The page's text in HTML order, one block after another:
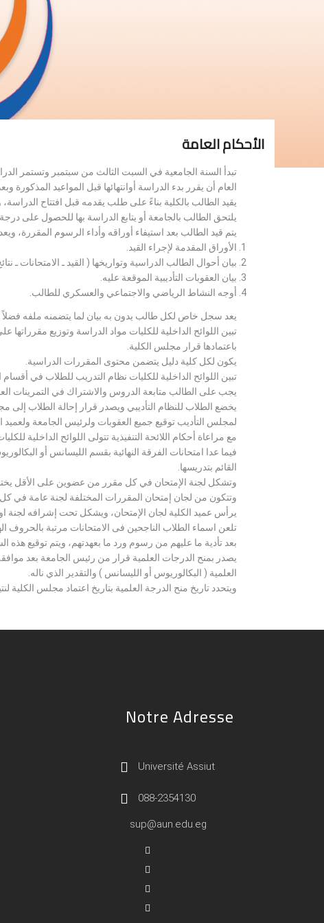
الأحكام العامة
تبدأ السنة الجامعية في السبت الثالث من سبتمبر وتستمر
العام أن يقرر بدء الدراسة أوانتهائها قبل المواعيد المذكورة
يقيد الطالب بالكلية بناءً على طلب يقدمه قبل افتتاح
يلتحق الطالب بالجامعة أو يتابع الدراسة بها للحصول على
يتم قيد الطالب بعد استيفاء أوراقه وأداء الرسوم
الأوراق المقدمة لإجراء القيد.
بيان أحوال الطالب الدراسية وتواريخها ( القيد ـ الامتحانات ـ
بيان العقوبات التأديبية الموقعة عليه.
أوجه النشاط الرياضي والاجتماعي والعسكري للطالب.
يعد سجل خاص لكل طالب يدون به بيان لما يتضمنه ملفه
تبين اللوائح الداخلية للكليات مواد الدراسة وتوزيع
باعتمادها قرار مجلس الكلية.
يكون لكل كلية دليل يتضمن محتوى المقررات الدراسية.
تبين اللوائح الداخلية للكليات نظام التدريب للطلاب في
يجب على الطالب متابعة الدروس والاشتراك في التمرينات
يخضع الطلاب للنظام التأديبي ويصدر قرار إحالة الطلاب
لمجلس التأديب توقيع جميع العقوبات ولرئيس الجامعة ولعميد
مع مراعاة أحكام اللائحة التنفيذية تتولى اللوائح الداخلية
فيما عدا امتحانات الفرقة النهائية بقسم الليسانس أو
القائم بتدريسها.
وتشكل لجنة الإمتحان في كل مقرر من عضوين على الأقل
وتتكون من لجان إمتحان المقررات المختلفة لجنة عامة في
يرأس عميد الكلية لجان الإمتحان، ويشكل تحت إشرافه لجنة او
تلعن اسماء الطلاب الناجحين فى الامتحانات مرتبة بالحروف
بعد تأدية ما عليهم من رسوم ورد ما بعهدتهم، ويتم توقيع هذه
يصدر بمنح الدرجات العلمية قرار من رئيس الجامعة بعد
العلمية ( البكالوريوس أو الليسانس ) والتقدير الذي ناله.
ويتحدد تاريخ منح الدرجة العلمية بتاريخ اعتماد مجلس الكلية
Notre Adresse
Université Assiut
088-2354130
sup@aun.edu.eg